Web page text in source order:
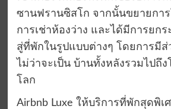
ซานฟรานซิสโก จากนั้นขยายการ
การเช่าห้องว่าง และได้มีการยก
สู่ที่พักในรูปแบบต่างๆ โดยการมี
ไม่ว่าจะเป็น บ้านทั้งหลังรวมไปถึ
โลก
Airbnb Luxe ให้บริการที่พักสุดพิเ